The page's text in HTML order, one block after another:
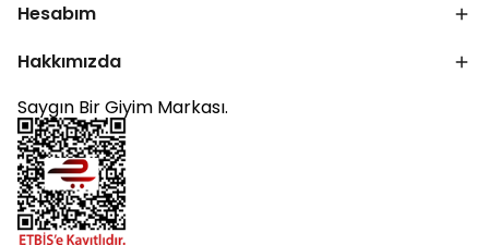
Hesabım
Hakkımızda
Saygın Bir Giyim Markası.